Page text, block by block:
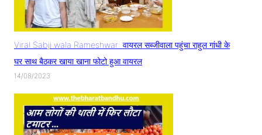
Viral Sabji wala Rameshwar: वायरल सब्जीवाला पहुंचा राहुल गांधी के
घर साथ बैठकर खाया खाना फोटो हुआ वायरल
14/08/2023